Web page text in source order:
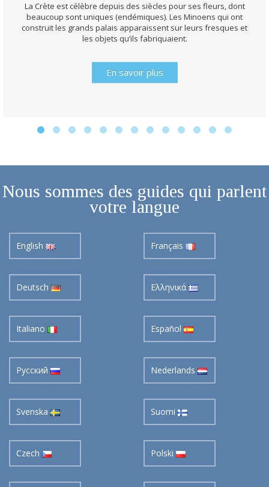
La Crète est célèbre depuis des siècles pour ses fleurs, dont
beaucoup sont uniques (endémiques). Les Minoens qui ont
construit les grands palais apparaissent sur leurs fresques et
les objets qu’ils fabriquaient.
En savoir plus
Nous sommes des guides qui parlent
votre langue
English Français
Deutsch Ελληνικά
Italiano Español
Pусский Nederlands
Svenska Suomi
Czech Polski